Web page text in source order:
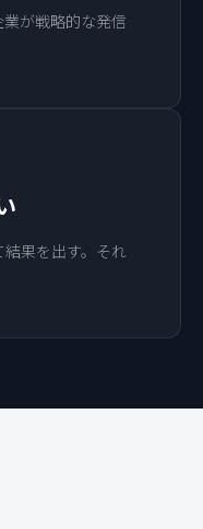
が戦略的な発信
果を出す。それ